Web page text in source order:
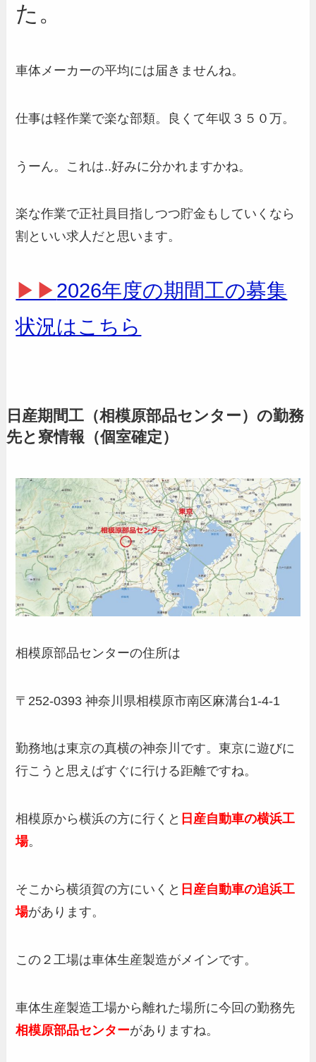
た。
車体メーカーの平均には届きませんね。
仕事は軽作業で楽な部類。良くて年収３５０万。
うーん。これは..好みに分かれますかね。
楽な作業で正社員目指しつつ貯金もしていくなら
割といい求人だと思います。
▶▶2026年度の期間工の募集
状況はこちら
日産期間工（相模原部品センター）の勤務
先と寮情報（個室確定）
相模原部品センターの住所は
〒252-0393 神奈川県相模原市南区麻溝台1-4-1
勤務地は東京の真横の神奈川です。東京に遊びに
行こうと思えばすぐに行ける距離ですね。
相模原から横浜の方に行くと 日産自動車の横浜工
場。
そこから横須賀の方にいくと 日産自動車の追浜工
場があります。
この２工場は車体生産製造がメインです。
車体生産製造工場から離れた場所に今回の勤務先
相模原部品センターがありますね。